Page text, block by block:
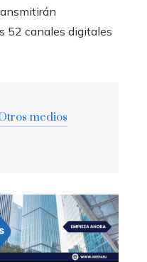
52 canales digitales
medios